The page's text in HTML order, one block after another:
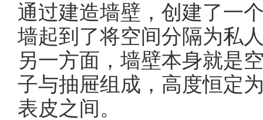
通过建造墙壁，创建了一
墙起到了将空间分隔为私
另一方面，墙壁本身就是
子与抽屉组成，高度恒定
表皮之间。